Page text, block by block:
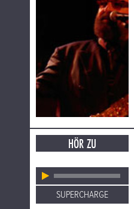
HÖR ZU
SUPERCHARGE